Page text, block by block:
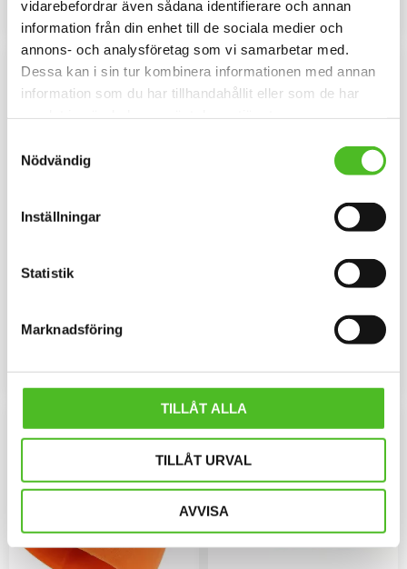
vidarebefordrar även sådana identifierare och annan
information från din enhet till de sociala medier och
annons- och analysföretag som vi samarbetar med.
Dessa kan i sin tur kombinera informationen med annan
information som du har tillhandahållit eller som de har
Nödvändig
Inställningar
Statistik
Marknadsföring
TILLÅT ALLA
TILLÅT URVAL
AVVISA
Lägg till i favoriter
KÖP INFO
Hönsehund
metallspänne. Siluettmotiv av en
Gammel Dansk Hönsehund
169 SEK
INFO
Keps med Gammel Dansk
Hönsehund
siluettmotiv av en Gammel Dansk
NYHET
INFO